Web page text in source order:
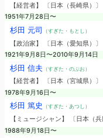
【経営者】 〔日本（長崎県）
1951年7月28日〜
杉田 元司 （すぎた・もとし）
【政治家】 〔日本（愛知県）〕
1921年9月8日〜2010年9月14日
杉田 信夫 （すぎた・のぶお）
【経営者】 〔日本（宮城県）
1978年9月16日〜
杉田 篤史 （すぎた・あつし）
【ミュージシャン】 〔日本（
1988年9月18日〜